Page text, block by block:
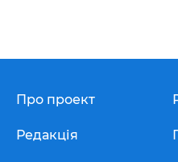
Про проект
Редакція